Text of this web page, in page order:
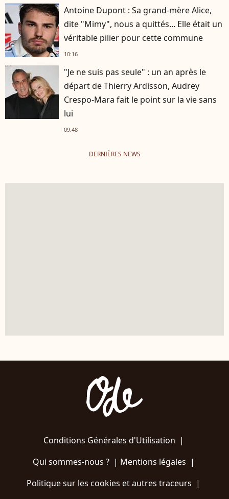
Antoine Dupont : Sa grand-mère Alice,
dite "Mimy", nous a quittés... Elle était un
véritable pilier pour cette commune
10:16
"Je ne suis pas seule" : un an après le
départ de Thierry Ardisson, Audrey
Crespo-Mara fait le point sur la vie sans
lui
09:48
DERNIÈRES NEWS
Conditions Générales d'Utilisation |
Qui sommes-nous ?| Mentions légales |
Politique sur les cookies et autres traceurs |